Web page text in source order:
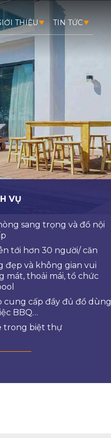
THIỆU TIN TỨC
VỤ
sang trọng và đồ nội
tới hơn 30 người/ căn
đẹp và không gian vui
mát, thoải mái, tổ chức
cung cấp đầy đủ đồ dùng
BBQ…
trong biệt thự